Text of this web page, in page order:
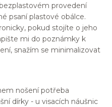
provedení
psaní plastové obálce.
pokud stojíte o jeho
mi do poznámky k
snažím se minimalizovat
nošení potřeba
dírky - u visacích náušnic